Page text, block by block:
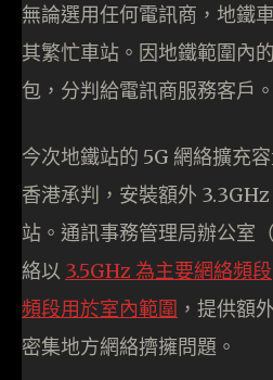
無論選用任何電訊商，地鐵
其繁忙車站。因地鐵範圍內
包，分判給電訊商服務客戶。
今次地鐵站的 5G 網絡擴充
香港承判，安裝額外
站。通訊事務管理局辦公室
絡以 3.5GHz 為主要網絡頻段
頻段用於室內範圍 ，提供額
密集地方網絡擠擁問題。